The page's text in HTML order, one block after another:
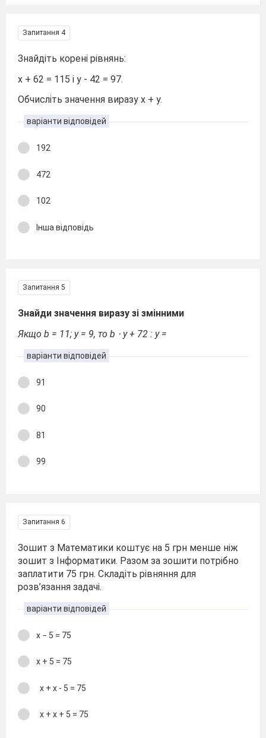
Запитання 4
Знайдіть корені рівнянь:
х + 62 = 115 і у - 42 = 97.
Обчисліть значення виразу х + у.
варіанти відповідей
192
472
102
Інша відповідь
Запитання 5
Знайди значення виразу зі змінними
Якщо b = 11; y = 9, то b ⋅ y + 72 : y =
варіанти відповідей
91
90
81
99
Запитання 6
Зошит з Математики коштує на 5 грн менше ніж
зошит з Інформатики. Разом за зошити потрібно
заплатити 75 грн. Складіть рівняння для
розв’язання задачі.
варіанти відповідей
х − 5 = 75
х + 5 = 75
х + х - 5 = 75
х + х + 5 = 75